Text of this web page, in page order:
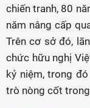
chiến tranh, 80
năm nâng cấp
Trên cơ sở đó,
chức hữu nghị
kỷ niệm, trong
trò nòng cốt